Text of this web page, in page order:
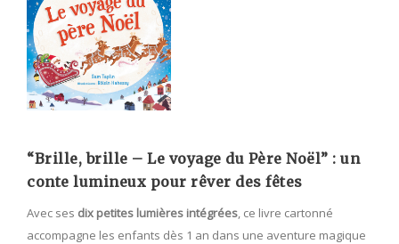
“Brille, brille – Le voyage du Père Noël” : un
conte lumineux pour rêver des fêtes
Avec ses dix petites lumières intégrées, ce livre cartonné
accompagne les enfants dès 1 an dans une aventure magique